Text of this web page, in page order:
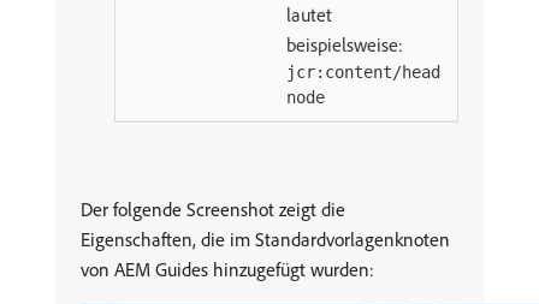
lautet
beispielsweise:
jcr:content/head
node
Der folgende Screenshot zeigt die
Eigenschaften, die im Standardvorlagenknoten
von AEM Guides hinzugefügt wurden: